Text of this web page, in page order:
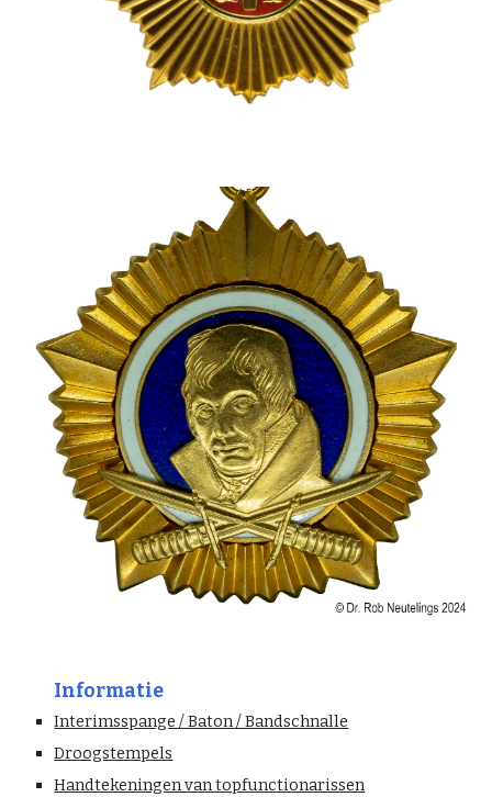
Informatie
Interimsspange / Baton / Bandschnalle
Droogstempels
Handtekeningen van topfunctionarissen